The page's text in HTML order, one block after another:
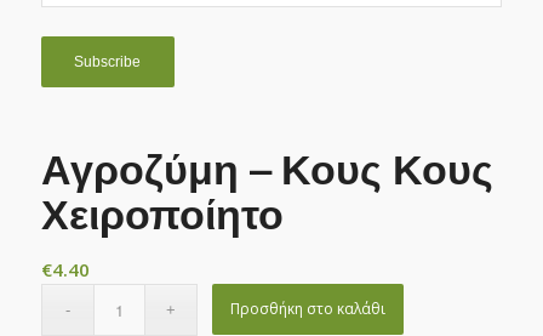
Αγροζύμη – Κους Κους
Χειροποίητο
€4.40
Προσθήκη στο καλάθι